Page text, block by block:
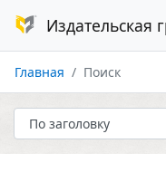
Главная Поиск